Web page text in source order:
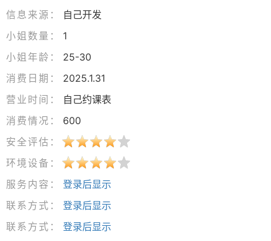
信息来源：
自己开发
小姐数量：
1
小姐年龄：
25-30
消费日期：
2025.1.31
营业时间：
自己约课表
消费情况：
600
安全评估：
环境设备：
服务内容：
登录后显示
联系方式：
登录后显示
联系方式：
登录后显示